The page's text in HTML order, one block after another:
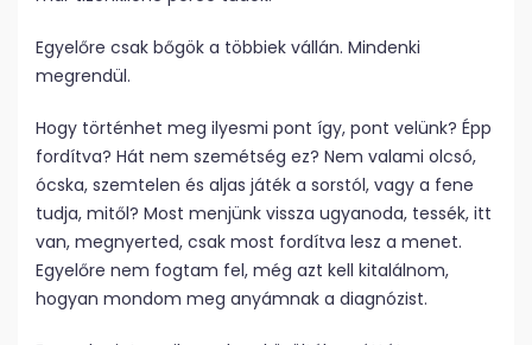
Egyelőre csak bőgök a többiek vállán. Mindenki
megrendül.
Hogy történhet meg ilyesmi pont így, pont velünk? Épp
fordítva? Hát nem szemétség ez? Nem valami olcsó,
ócska, szemtelen és aljas játék a sorstól, vagy a fene
tudja, mitől? Most menjünk vissza ugyanoda, tessék, itt
van, megnyerted, csak most fordítva lesz a menet.
Egyelőre nem fogtam fel, még azt kell kitalálnom,
hogyan mondom meg anyámnak a diagnózist.